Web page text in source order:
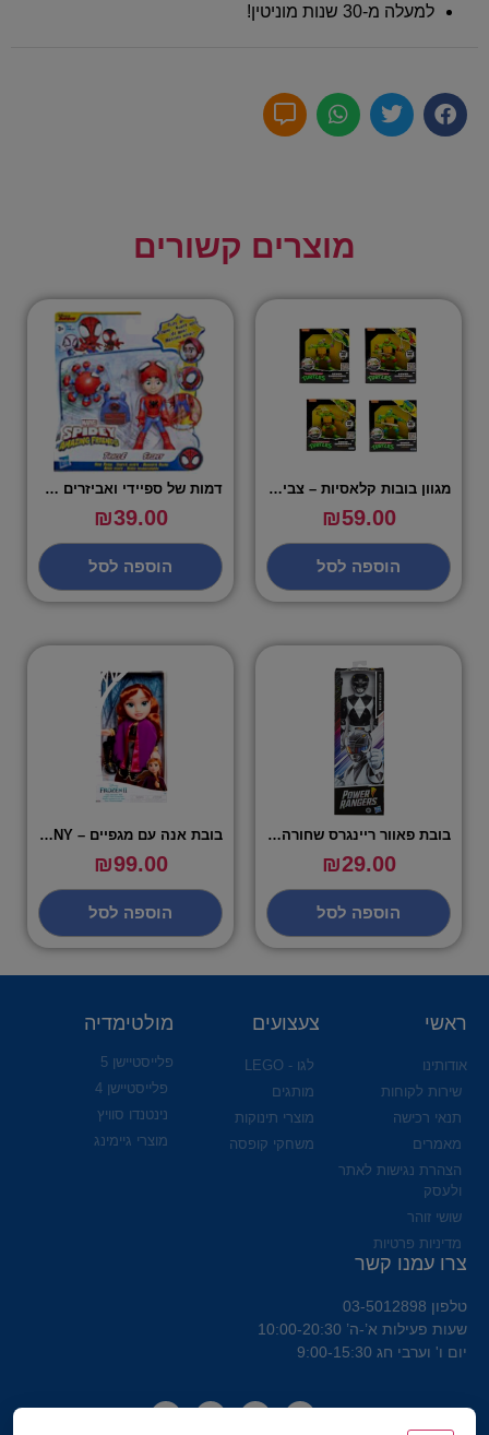
למעלה מ-30 שנות מוניטין!
מוצרים קשורים
מגוון בובות קלאסיות – צבי הנינגה
₪59.00
הוספה לסל
דמות של ספיידי ואביזרים – MARVEL
₪39.00
הוספה לסל
בובת פאוור ריינגרס שחורה – POWER RANGERS
₪29.00
הוספה לסל
בובת אנה עם מגפיים – DISENY
₪99.00
הוספה לסל
ראשי
אודותינו
שירות לקוחות
תנאי רכישה
מאמרים
הצהרת נגישות לאתר
ולעסק
שושי זוהר
מדיניות פרטיות
צעצועים
לגו - LEGO
מותגים
מוצרי תינוקות
משחקי קופסה
מולטימדיה
פלייסטיישן 5
פלייסטיישן 4
נינטנדו סוויץ
מוצרי גיימינג
צרו עמנו קשר
טלפון 03-5012898
שעות פעילות א’-ה’ 10:00-20:30
יום ו' וערבי חג 9:00-15:30